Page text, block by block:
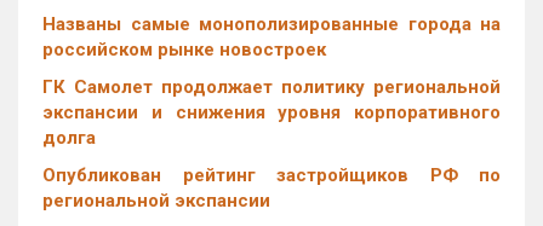
Названы самые монополизированные города на
российском рынке новостроек
ГК Самолет продолжает политику региональной
экспансии и снижения уровня корпоративного
долга
Опубликован рейтинг застройщиков РФ по
региональной экспансии